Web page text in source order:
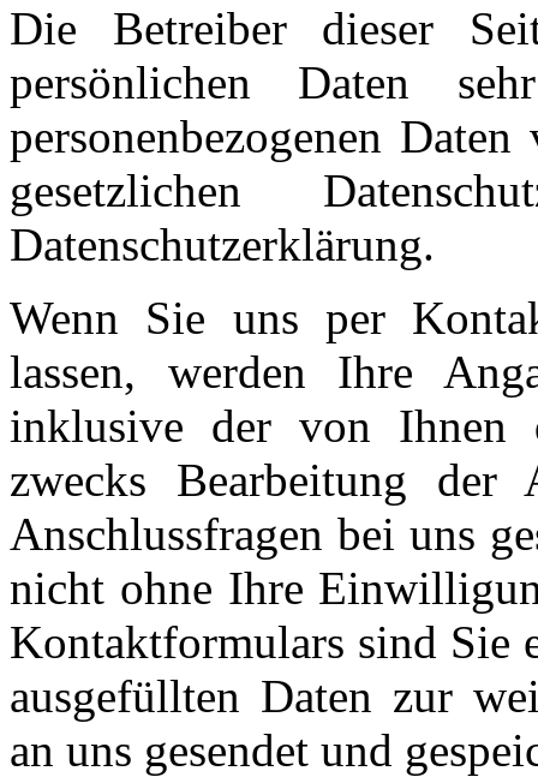
Die Betreiber dieser
persönlichen Daten
personenbezogenen
gesetzlichen
Datenschutzerklärung.
Wenn Sie uns per
lassen, werden Ihre
inklusive der von Ihnen
zwecks Bearbeitung
Anschlussfragen bei uns
nicht ohne Ihre
Kontaktformulars sind Sie
ausgefüllten Daten zur
an uns gesendet und